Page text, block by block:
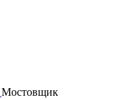
Мостовщик